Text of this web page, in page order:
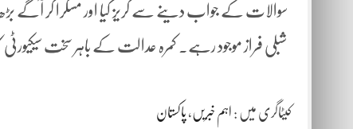
سوالات کے جواب دینے سے گریز کیا اور مسکرا کر آگے
شبلی فراز موجود رہے۔ کمرہ عدالت کے باہر سخت سیکیورٹی کا
کیٹاگری میں : اہم خبریں ، پاکستان